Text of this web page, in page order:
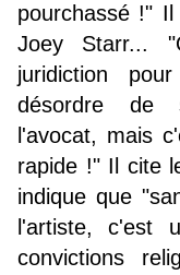
pourchassé !"
Joey Starr...
juridiction
désordre de
l'avocat, mais
rapide !" Il cite
indique que
l'artiste, c'est
convictions